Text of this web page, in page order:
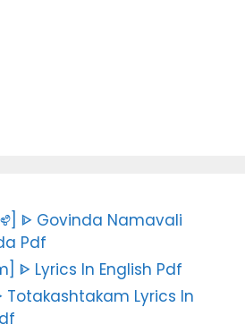
ᐈ Govinda Namavali
Pdf
ᐈ Lyrics In English Pdf
Lyrics In